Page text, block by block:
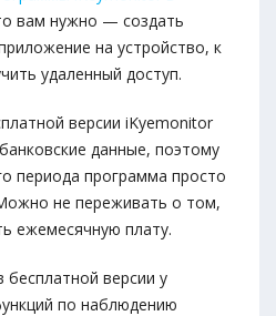
вам нужно — создать
на устройство, к
удаленный доступ.
версии iKyemonitor
данные, поэтому
периода программа просто
не переживать о том,
ежемесячную плату.
версии у
по наблюдению